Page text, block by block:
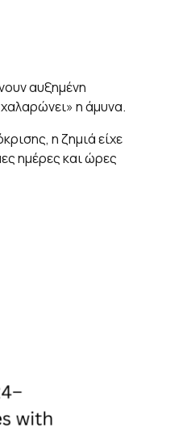
αυξημένη
η άμυνα.
η ζημιά είχε
ημέρες και ώρες